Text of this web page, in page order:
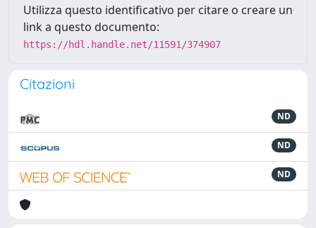
Utilizza questo identificativo per citare o creare un
link a questo documento:
https://hdl.handle.net/11591/374907
Citazioni
ND
ND
ND